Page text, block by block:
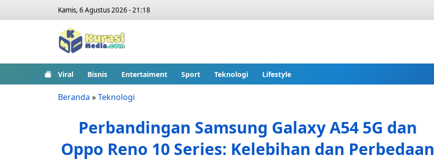
Kamis, 6 Agustus 2026 - 21:18
Viral Bisnis Entertaiment Sport Teknologi Lifestyle
Beranda »Teknologi
Perbandingan Samsung Galaxy A54 5G dan
Oppo Reno 10 Series: Kelebihan dan Perbedaan